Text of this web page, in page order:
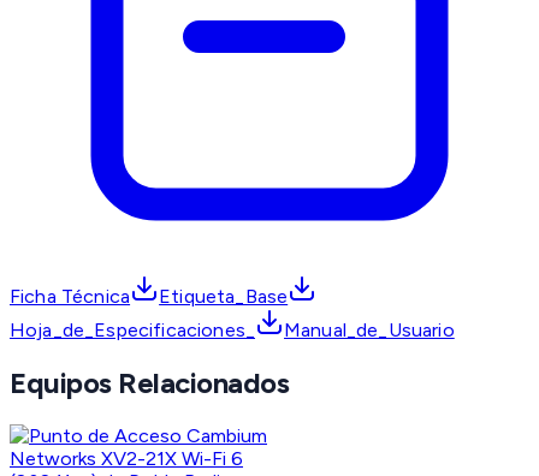
Ficha Técnica
Etiqueta_Base
Hoja_de_Especificaciones_
Manual_de_Usuario
Equipos Relacionados